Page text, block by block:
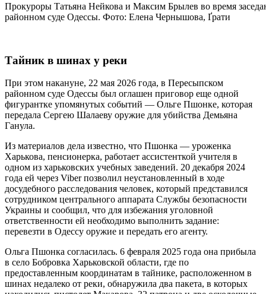
Прокуроры Татьяна Нейкова и Максим Брылев во время
районном суде Одессы. Фото: Елена Чернышова, Ґрати
Тайник в шинах у реки
При этом накануне, 22 мая 2026 года, в Пересыпском
районном суде Одессы был оглашен приговор еще одной
фигурантке упомянутых событий — Ольге Пшонке, которая
передала Сергею Шалаеву оружие для убийства Демьяна
Ганула.
Из материалов дела известно, что Пшонка — уроженка
Харькова, пенсионерка, работает ассистенткой учителя в
одном из харьковских учебных заведений. 20 декабря 2024
года ей через Viber позволил неустановленный в ходе
досудебного расследования человек, который представился
сотрудником центрального аппарата Службы безопасности
Украины и сообщил, что для избежания уголовной
ответственности ей необходимо выполнить задание:
перевезти в Одессу оружие и передать его агенту.
Ольга Пшонка согласилась. 6 февраля 2025 года она прибыла
в село Бобровка Харьковской области, где по
предоставленным координатам в тайнике, расположенном в
шинах недалеко от реки, обнаружила два пакета, в которых